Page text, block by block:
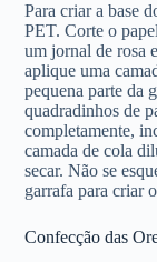
Para criar a base
PET. Corte o
um jornal de rosa
aplique uma
pequena parte da
quadradinhos de
completamente,
camada de cola
secar. Não se
garrafa para criar
Confecção das